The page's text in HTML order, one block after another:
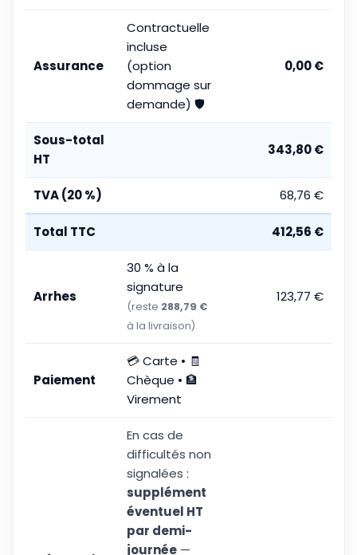
Assurance
Contractuelle
incluse
(option
dommage sur
demande) 🛡️
0,00 €
Sous-total
HT
343,80 €
TVA (20 %) 68,76 €
Total TTC 412,56 €
Arrhes
30 % à la
signature
(reste 288,79 €
à la livraison)
123,77 €
Paiement
💳 Carte • 🧾
Chèque • 🏦
Virement
En cas de
difficultés non
signalées :
supplément
éventuel HT
par demi-
journée —